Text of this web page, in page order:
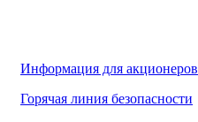
Информация для акционеров
Горячая линия безопасности